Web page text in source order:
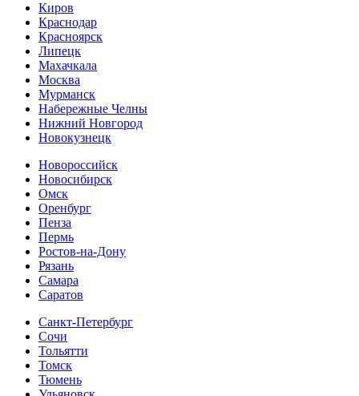
Киров
Краснодар
Красноярск
Липецк
Махачкала
Москва
Мурманск
Набережные Челны
Нижний Новгород
Новокузнецк
Новороссийск
Новосибирск
Омск
Оренбург
Пенза
Пермь
Ростов-на-Дону
Рязань
Самара
Cаратов
Санкт-Петербург
Сочи
Тольятти
Томск
Тюмень